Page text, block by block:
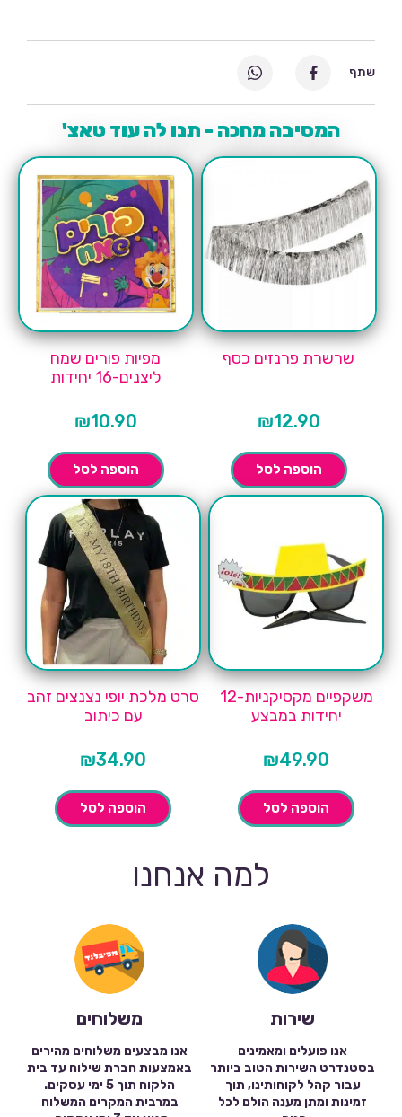
המסיבה מחכה - תנו לה עוד טאצ'
שרשרת פרנזים כסף
₪12.90
הוספה לסל
מפיות פורים שמח
ליצנים-16 יחידות
₪10.90
הוספה לסל
משקפיים מקסיקניות-12
יחידות במבצע
₪49.90
הוספה לסל
סרט מלכת יופי נצנצים זהב
עם כיתוב
₪34.90
הוספה לסל
שתף
למה אנחנו
שירות
אנו פועלים ומאמינים
בסטנדרט השירות הטוב ביותר
עבור קהל לקוחותינו, תוך
זמינות ומתן מענה הולם לכל
משלוחים
אנו מבצעים משלוחים מהירים
באמצעות חברת שילוח עד בית
הלקוח תוך 5 ימי עסקים.
במרבית המקרים המשלוח